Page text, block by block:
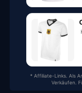
* Affiliate-Links. Als
Verkäufen.